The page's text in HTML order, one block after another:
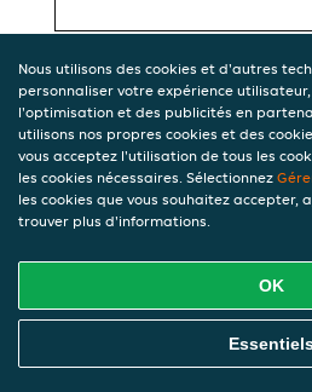
Nous utilisons des cookies et d'autres
personnaliser votre expérience
l'optimisation et des publicités en
utilisons nos propres cookies et des
vous acceptez l'utilisation de tous les
les cookies nécessaires. Sélectionnez
les cookies que vous souhaitez accepter,
trouver plus d'informations.
OK